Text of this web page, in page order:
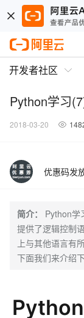
开发者社区
Python学习
2018-03-20
优惠码发
简介：
Python学
提供了逻辑控制
上与其他语言有
下面我们来介绍